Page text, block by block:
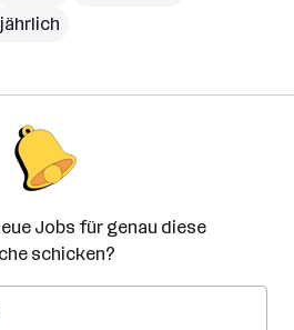
Jobs für genau diese
schicken?